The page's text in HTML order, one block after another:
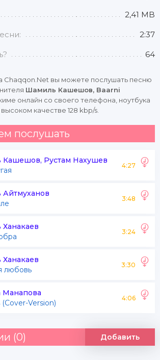
2,41 MB
2:37
64
Chaqqon.Net вы можете послушать песню
Шамиль Кашешов, Baarni
онлайн со своего телефона, ноутбука
качестве 128 kbp/s.
послушать
Кашешов, Рустам Нахушев
4:27
3:48
3:24
любовь
3:30
Version)
4:06
(0) Добавить